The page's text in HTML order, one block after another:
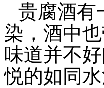
贵腐酒有
染，酒中
味道并不
悦的如同